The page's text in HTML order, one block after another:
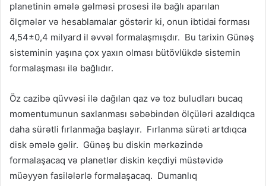
planetinin əmələ gəlməsi prosesi ilə bağlı aparılan
ölçmələr və hesablamalar göstərir ki, onun ibtidai forması
4,54±0,4 milyard il əvvəl formalaşmışdır. Bu tarixin Günəş
sisteminin yaşına çox yaxın olması bütövlükdə sistemin
formalaşması ilə bağlıdır.
Öz cazibə qüvvəsi ilə dağılan qaz və toz buludları bucaq
momentumunun saxlanması səbəbindən ölçüləri azaldıqca
daha sürətli fırlanmağa başlayır. Fırlanma sürəti artdıqca
disk əmələ gəlir. Günəş bu diskin mərkəzində
formalaşacaq və planetlər diskin keçdiyi müstəvidə
müəyyən fasilələrlə formalaşacaq. Dumanlıq